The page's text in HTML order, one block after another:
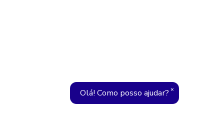
Olá! Como posso ajudar? ×